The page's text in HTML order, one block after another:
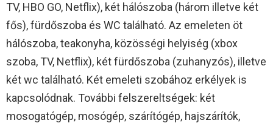
TV, HBO GO, Netflix), két hálószoba (három illetve két
fős), fürdőszoba és WC található. Az emeleten öt
hálószoba, teakonyha, közösségi helyiség (xbox
szoba, TV, Netflix), két fürdőszoba (zuhanyzós), illetve
két wc található. Két emeleti szobához erkélyek is
kapcsolódnak. További felszereltségek: két
mosogatógép, mosógép, szárítógép, hajszárítók,